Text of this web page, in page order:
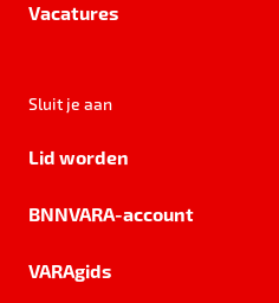
Vacatures
Sluit je aan
Lid worden
BNNVARA-account
VARAgids